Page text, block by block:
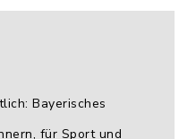
Bayerisches
für Sport und